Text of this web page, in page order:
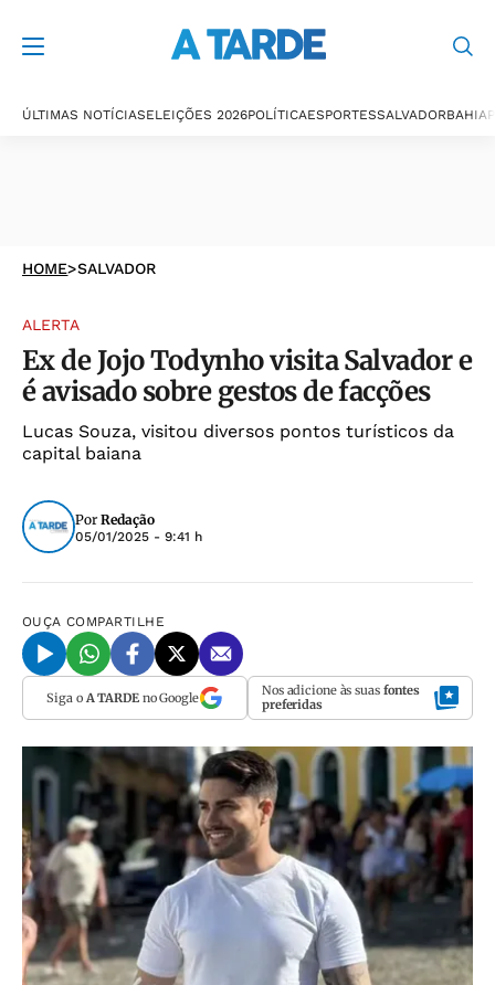
ÚLTIMAS NOTÍCIASELEIÇÕES 2026POLÍTICAESPORTESSALVADORBAHIA
HOME>SALVADOR
ALERTA
Ex de Jojo Todynho visita Salvador e
é avisado sobre gestos de facções
Lucas Souza, visitou diversos pontos turísticos da
capital baiana
Por Redação
05/01/2025 - 9:41 h
OUÇA COMPARTILHE
Siga o A TARDEno Google Nos adicione às suas fontes
preferidas